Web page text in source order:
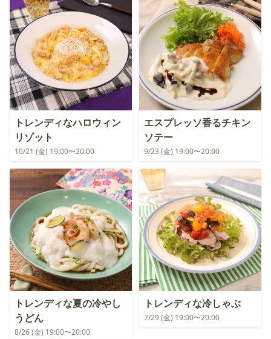
トレンディなハロウィン
リゾット
10/21 (金) 19:00〜20:00
エスプレッソ香るチキン
ソテー
9/23 (金) 19:00〜20:00
トレンディな夏の冷やし
うどん
8/26 (金) 19:00〜20:00
トレンディな冷しゃぶ
7/29 (金) 19:00〜20:00